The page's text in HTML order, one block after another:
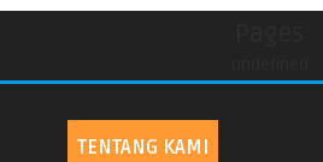
TENTANG KAMI